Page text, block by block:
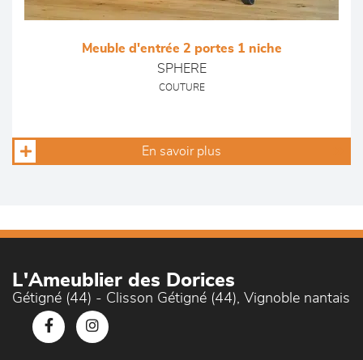
Meuble d'entrée 2 portes 1 niche
SPHERE
COUTURE
En savoir plus
L'Ameublier des Dorices
Gétigné (44) - Clisson Gétigné (44), Vignoble nantais